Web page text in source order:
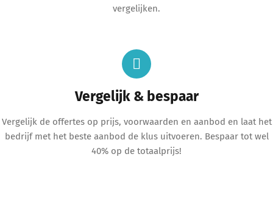
vergelijken.
Vergelijk & bespaar
Vergelijk de offertes op prijs, voorwaarden en aanbod en laat het
bedrijf met het beste aanbod de klus uitvoeren. Bespaar tot wel
40% op de totaalprijs!